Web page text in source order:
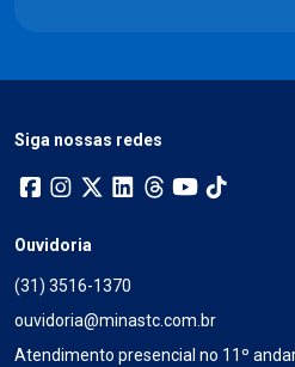
Siga nossas redes
Ouvidoria
(31) 3516-1370
ouvidoria@minastc.com.br
Atendimento presencial no 11º